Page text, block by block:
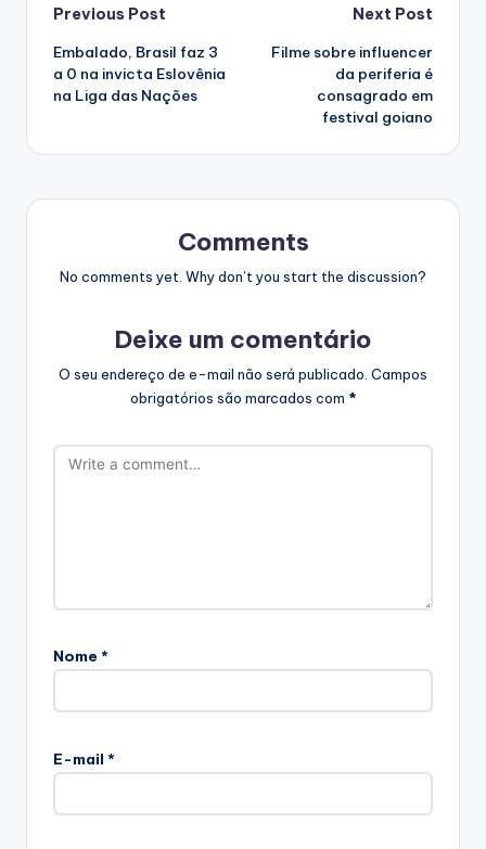
Post
navigation
Previous Post
Embalado, Brasil faz 3
a 0 na invicta Eslovênia
na Liga das Nações
Next Post
Filme sobre influencer
da periferia é
consagrado em
festival goiano
Comments
No comments yet. Why don’t you start the discussion?
Deixe um comentário
O seu endereço de e-mail não será publicado. Campos
obrigatórios são marcados com *
Nome *
E-mail *